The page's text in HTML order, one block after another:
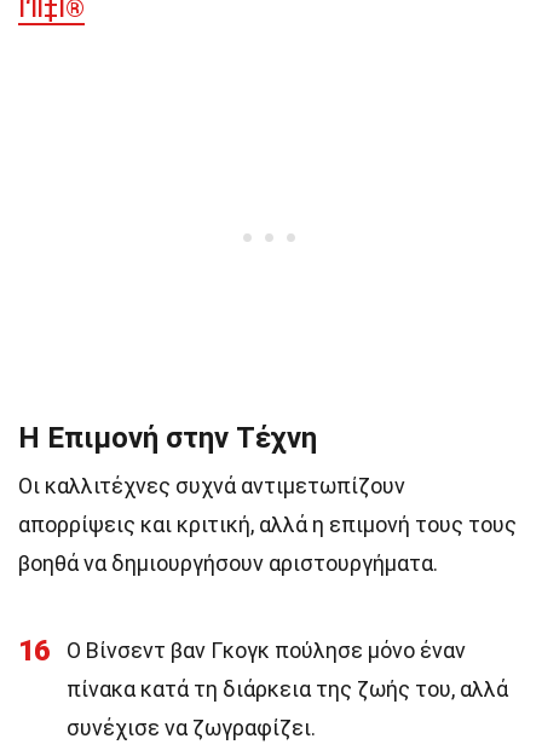
Î‘ÏÏ‡Î®
Η Επιμονή στην Τέχνη
Οι καλλιτέχνες συχνά αντιμετωπίζουν
απορρίψεις και κριτική, αλλά η επιμονή τους τους
βοηθά να δημιουργήσουν αριστουργήματα.
16
Ο Βίνσεντ βαν Γκογκ πούλησε μόνο έναν
πίνακα κατά τη διάρκεια της ζωής του, αλλά
συνέχισε να ζωγραφίζει.